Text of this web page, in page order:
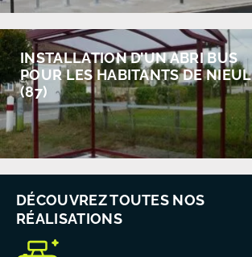
INSTALLATION D’UN ABRI BUS
POUR LES HABITANTS DE NIEUL
(87)
DÉCOUVREZ TOUTES NOS
RÉALISATIONS